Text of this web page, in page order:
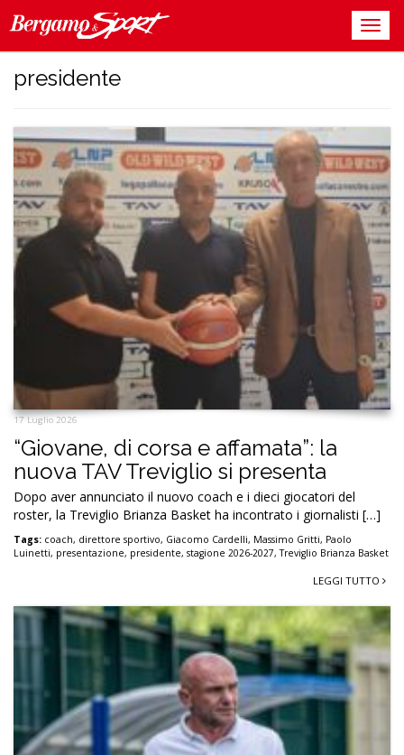
presidente
17 Luglio 2026
“Giovane, di corsa e affamata”: la
nuova TAV Treviglio si presenta
Dopo aver annunciato il nuovo coach e i dieci giocatori del
roster, la Treviglio Brianza Basket ha incontrato i giornalisti […]
Tags: coach, direttore sportivo, Giacomo Cardelli, Massimo Gritti, Paolo
Luinetti, presentazione, presidente, stagione 2026-2027,Treviglio Brianza Basket
LEGGI TUTTO